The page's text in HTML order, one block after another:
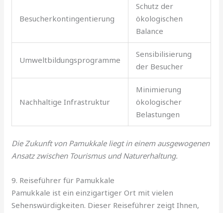
Besucherkontingentierung
Schutz der
ökologischen
Balance
Umweltbildungsprogramme
Sensibilisierung
der Besucher
Nachhaltige Infrastruktur
Minimierung
ökologischer
Belastungen
Die Zukunft von Pamukkale liegt in einem ausgewogenen
Ansatz zwischen Tourismus und Naturerhaltung.
9. Reiseführer für Pamukkale
Pamukkale ist ein einzigartiger Ort mit vielen
Sehenswürdigkeiten. Dieser Reiseführer zeigt Ihnen,